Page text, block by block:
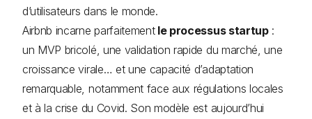
d’utilisateurs dans le monde.
Airbnb incarne parfaitementle processus startup:
un MVP bricolé, une validation rapide du marché, une
croissance virale… et une capacité d’adaptation
remarquable, notamment face aux régulations locales
et à la crise du Covid. Son modèle est aujourd’hui